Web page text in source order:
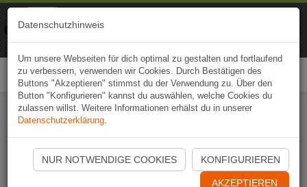
Naviki App jetzt öffnen
Datenschutzhinweis
Um unsere Webseiten für dich optimal zu gestalten und fortlaufend
zu verbessern, verwenden wir Cookies. Durch Bestätigen des
Buttons "Akzeptieren" stimmst du der Verwendung zu. Über den
Button "Konfigurieren" kannst du auswählen, welche Cookies du
zulassen willst. Weitere Informationen erhälst du in unserer
Datenschutzerklärung.
NUR NOTWENDIGE COOKIES KONFIGURIEREN
AKZEPTIEREN
Naviki